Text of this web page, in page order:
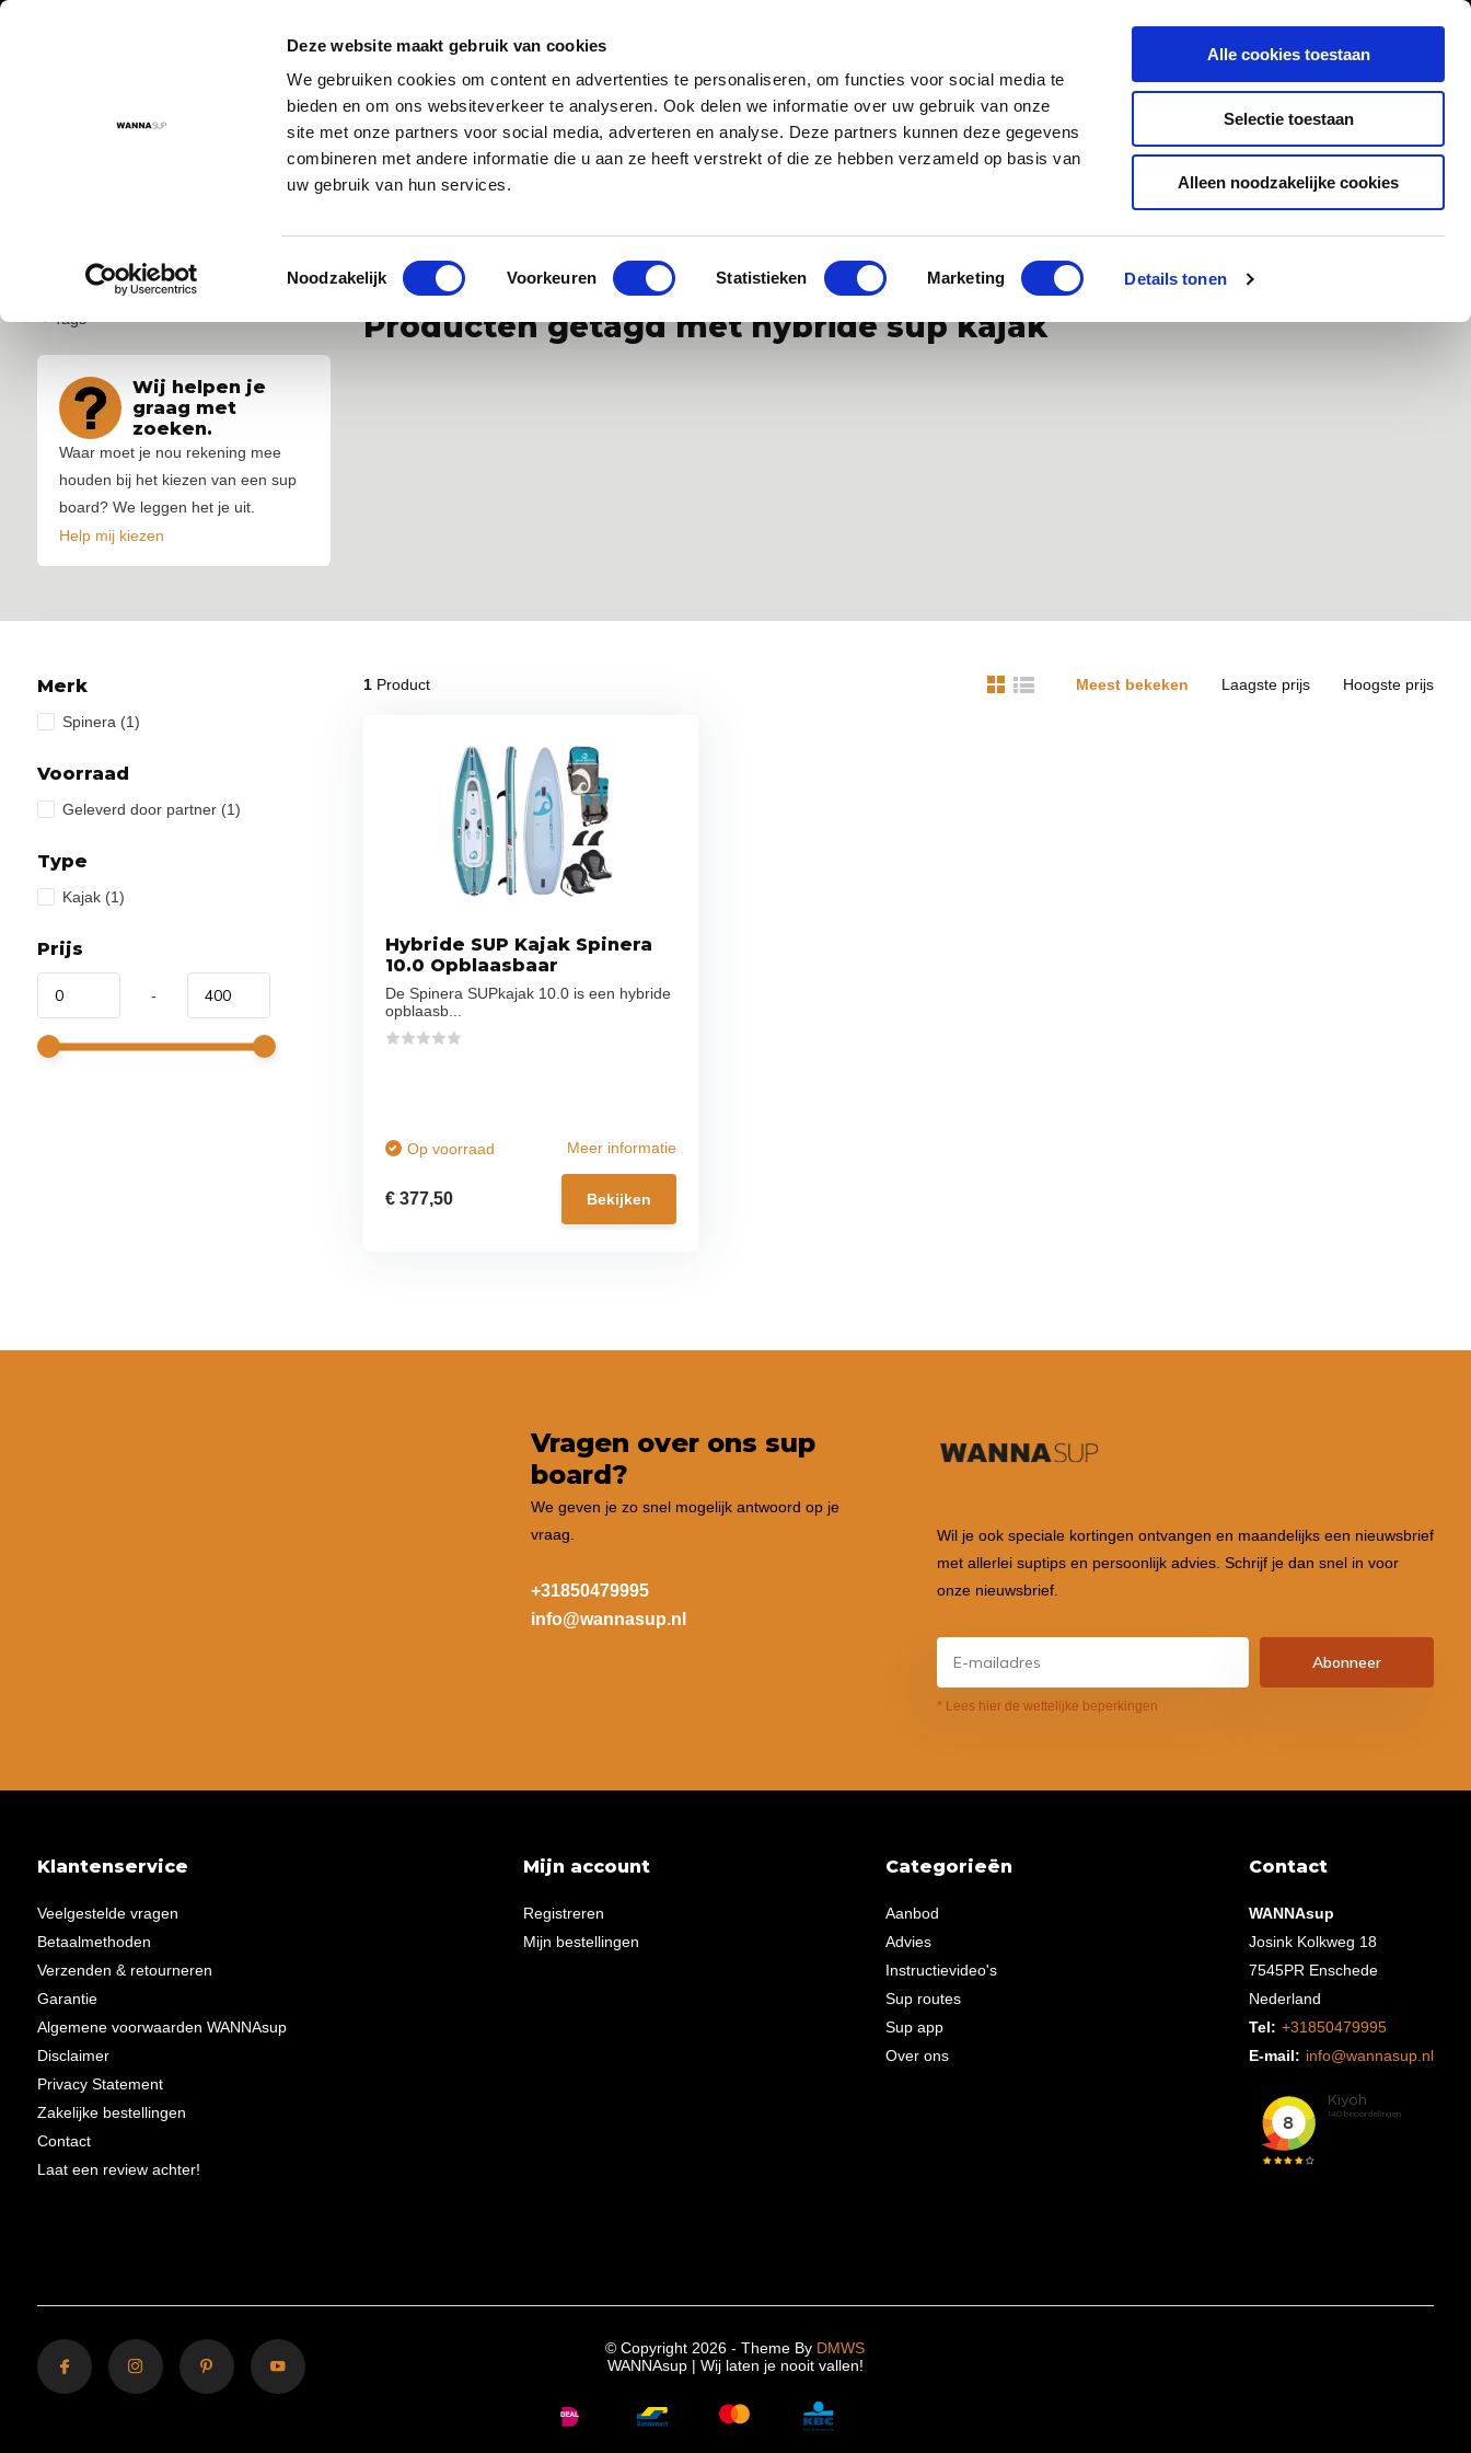
Deze website maakt gebruik van cookies
We gebruiken cookies om content en advertenties te personaliseren, om functies voor social media te
bieden en om ons websiteverkeer te analyseren. Ook delen we informatie over uw gebruik van onze
site met onze partners voor social media, adverteren en analyse. Deze partners kunnen deze gegevens
combineren met andere informatie die u aan ze heeft verstrekt of die ze hebben verzameld op basis van
uw gebruik van hun services.
Toestemmingsselectie
Noodzakelijk Voorkeuren Statistieken Marketing Details tonen
Alle cookies toestaan
Selectie toestaan
Alleen noodzakelijke cookies
Inloggen
Instructievideo's Contact
Voor 17:00 besteld = morgen in huis! De nr. 1 SUP board specialist van Europa Klanten geven ons een 9,5/10
Tags
Wij helpen je
graag met
zoeken.
Waar moet je nou rekening mee
houden bij het kiezen van een sup
board? We leggen het je uit.
Help mij kiezen
Producten getagd met hybride sup kajak
Merk
Spinera (1)
Voorraad
Geleverd door partner (1)
Type
Kajak (1)
Prijs
-
1Product Meest bekeken Laagste prijs Hoogste prijs
Hybride SUP Kajak Spinera
10.0 Opblaasbaar
De Spinera SUPkajak 10.0 is een hybride
opblaasb...
Op voorraad Meer informatie
€ 377,50 Bekijken
Vragen over ons sup
board?
We geven je zo snel mogelijk antwoord op je
vraag.
+31850479995
info@wannasup.nl
Wil je ook speciale kortingen ontvangen en maandelijks een nieuwsbrief
met allerlei suptips en persoonlijk advies. Schrijf je dan snel in voor
onze nieuwsbrief.
Abonneer
* Lees hier de wettelijke beperkingen
Klantenservice
Veelgestelde vragen
Betaalmethoden
Verzenden & retourneren
Garantie
Algemene voorwaarden WANNAsup
Disclaimer
Privacy Statement
Zakelijke bestellingen
Contact
Laat een review achter!
Mijn account
Registreren
Mijn bestellingen
Categorieën
Aanbod
Advies
Instructievideo's
Sup routes
Sup app
Over ons
Contact
WANNAsup
Josink Kolkweg 18
7545PR Enschede
Nederland
Tel: +31850479995
E-mail: info@wannasup.nl
© Copyright 2026 - Theme By DMWS
WANNAsup | Wij laten je nooit vallen!